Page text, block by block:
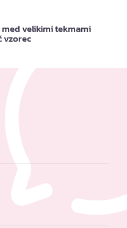
velikimi tekmami
vzorec